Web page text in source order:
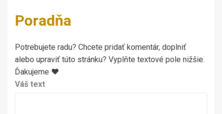
Poradňa
Potrebujete radu? Chcete pridať komentár, doplniť
alebo upraviť túto stránku? Vyplňte textové pole nižšie.
Ďakujeme ♥
Váš text